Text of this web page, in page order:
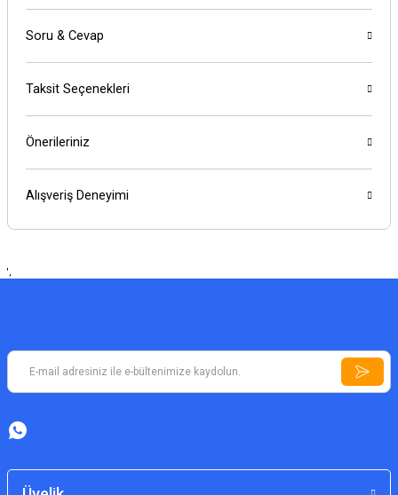
Soru & Cevap
Taksit Seçenekleri
Önerileriniz
Alışveriş Deneyimi
',